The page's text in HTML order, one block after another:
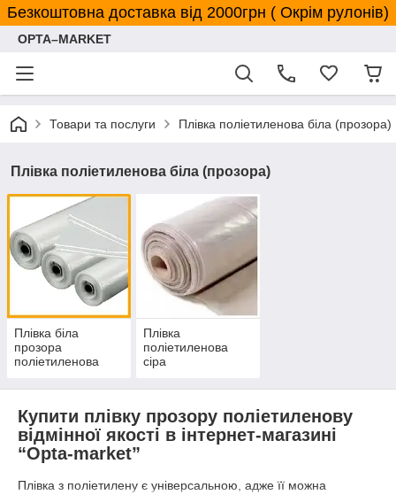
Безкоштовна доставка від 2000грн ( Окрім рулонів)
OPTA–MARKET
Товари та послуги Плівка поліетиленова біла (прозора)
Плівка поліетиленова біла (прозора)
Плівка біла
прозора
поліетиленова
Плівка
поліетиленова
сіра
Купити плівку прозору поліетиленову
відмінної якості в інтернет-магазині
“Opta-market”
Плівка з поліетилену є універсальною, адже її можна